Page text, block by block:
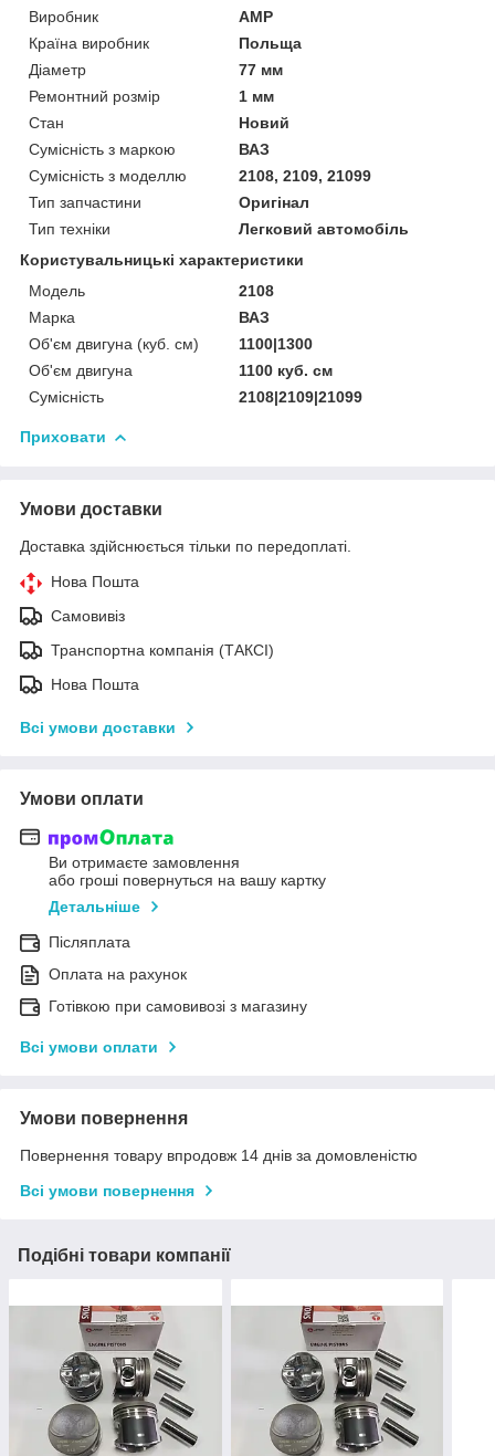
Виробник
AMP
Країна виробник
Польща
Діаметр
77 мм
Ремонтний розмір
1 мм
Стан
Новий
Сумісність з маркою
ВАЗ
Сумісність з моделлю
2108, 2109, 21099
Тип запчастини
Оригінал
Тип техніки
Легковий автомобіль
Користувальницькі характеристики
Мoдель
2108
Марка
ВАЗ
Об'єм двигуна (куб. см)
1100|1300
Об'єм двигуна
1100 куб. cм
Сумісність
2108|2109|21099
Приховати
Умови доставки
Доставка здійснюється тільки по передоплаті.
Нова Пошта
Самовивіз
Транспортна компанія (ТАКСІ)
Нова Пошта
Всі умови доставки
Умови оплати
Ви отримаєте замовлення
або гроші повернуться на вашу картку
Детальніше
Післяплата
Оплата на рахунок
Готівкою при самовивозі з магазину
Всі умови оплати
Умови повернення
Повернення товару впродовж 14 днів за домовленістю
Всі умови повернення
Подібні товари компанії